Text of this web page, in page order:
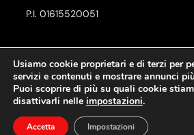
P.I. 01615520051
Autocarrozzeria Caggiano
Copyright © 2023. All rights reserved.
Usiamo cookie proprietari e di terzi per
servizi e contenuti e mostrare annunci
Puoi scoprire di più su quali cookie
disattivarli nelle impostazioni.
Accetta Impostazioni